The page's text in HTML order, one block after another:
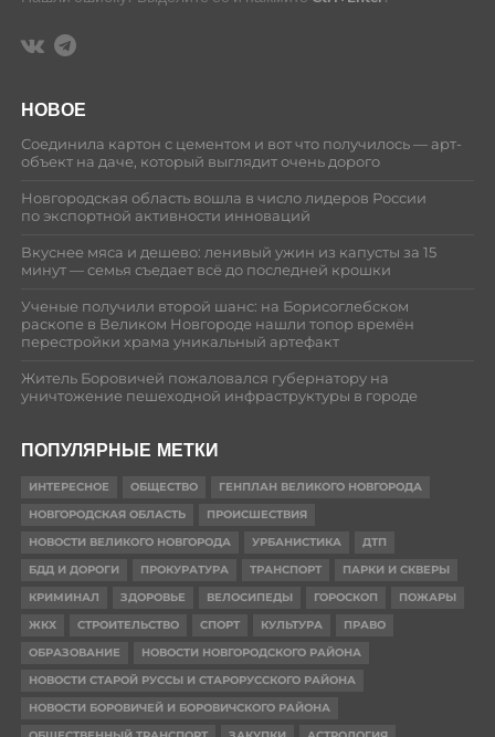
НОВОЕ
Соединила картон с цементом и вот что получилось — арт-
объект на даче, который выглядит очень дорого
Новгородская область вошла в число лидеров России
по экспортной активности инноваций
Вкуснее мяса и дешево: ленивый ужин из капусты за 15
минут — семья съедает всё до последней крошки
Ученые получили второй шанс: на Борисоглебском
раскопе в Великом Новгороде нашли топор времён
перестройки храма уникальный артефакт
Житель Боровичей пожаловался губернатору на
уничтожение пешеходной инфраструктуры в городе
ПОПУЛЯРНЫЕ МЕТКИ
ИНТЕРЕСНОЕ ОБЩЕСТВО
ГЕНПЛАН ВЕЛИКОГО НОВГОРОДА
НОВГОРОДСКАЯ ОБЛАСТЬ
ПРОИСШЕСТВИЯ
НОВОСТИ ВЕЛИКОГО НОВГОРОДА
УРБАНИСТИКА
ДТП
БДД И ДОРОГИ
ПРОКУРАТУРА ТРАНСПОРТ
ПАРКИ И СКВЕРЫ
КРИМИНАЛ
ЗДОРОВЬЕ ВЕЛОСИПЕДЫ ГОРОСКОП
ПОЖАРЫ
ЖКХ
СТРОИТЕЛЬСТВО СПОРТ КУЛЬТУРА
ПРАВО
ОБРАЗОВАНИЕ
НОВОСТИ НОВГОРОДСКОГО РАЙОНА
НОВОСТИ СТАРОЙ РУССЫ И СТАРОРУССКОГО РАЙОНА
НОВОСТИ БОРОВИЧЕЙ И БОРОВИЧСКОГО РАЙОНА